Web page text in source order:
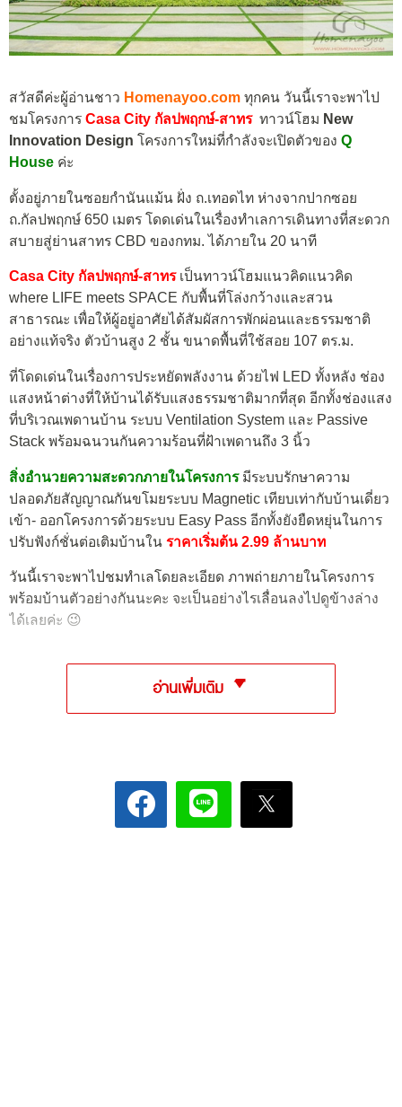
สวัสดีค่ะผู้อ่านชาว Homenayoo.com ทุกคน วันนี้เราจะพาไป
ชมโครงการ Casa City กัลปพฤกษ์-สาทร ทาวน์โฮม New
Innovation Design โครงการใหม่ที่กำลังจะเปิดตัวของ Q
House ค่ะ
ตั้งอยู่ภายในซอยกำนันแม้น ฝั่ง ถ.เทอดไท ห่างจากปากซอย
ถ.กัลปพฤกษ์ 650 เมตร โดดเด่นในเรื่องทำเลการเดินทางที่สะดวก
สบายสู่ย่านสาทร CBD ของกทม. ได้ภายใน 20 นาที
Casa City กัลปพฤกษ์-สาทร เป็นทาวน์โฮมแนวคิดแนวคิด
where LIFE meets SPACE กับพื้นที่โล่งกว้างและสวน
สาธารณะ เพื่อให้ผู้อยู่อาศัยได้สัมผัสการพักผ่อนและธรรมชาติ
อย่างแท้จริง ตัวบ้านสูง 2 ชั้น ขนาดพื้นที่ใช้สอย 107 ตร.ม.
ที่โดดเด่นในเรื่องการประหยัดพลังงาน ด้วยไฟ LED ทั้งหลัง ช่อง
แสงหน้าต่างที่ให้บ้านได้รับแสงธรรมชาติมากที่สุด อีกทั้งช่องแสง
ที่บริเวณเพดานบ้าน ระบบ Ventilation System และ Passive
Stack พร้อมฉนวนกันความร้อนที่ฝ้าเพดานถึง 3 นิ้ว
สิ่งอำนวยความสะดวกภายในโครงการมีระบบรักษาความ
ปลอดภัยสัญญาณกันขโมยระบบ Magnetic เทียบเท่ากับบ้านเดี่ยว
เข้า- ออกโครงการด้วยระบบ Easy Pass อีกทั้งยังยืดหยุ่นในการ
ปรับฟังก์ชั่นต่อเติมบ้านใน ราคาเริ่มต้น 2.99 ล้านบาท
วันนี้เราจะพาไปชมทำเลโดยละเอียด ภาพถ่ายภายในโครงการ
พร้อมบ้านตัวอย่างกันนะคะ จะเป็นอย่างไรเลื่อนลงไปดูข้างล่าง
ได้เลยค่ะ 😉
อ่านเพิ่มเติม